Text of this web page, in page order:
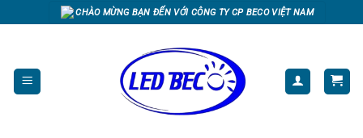
to
CHÀO MỪNG BẠN ĐẾN VỚI CÔNG TY CP BECO VIỆT NAM